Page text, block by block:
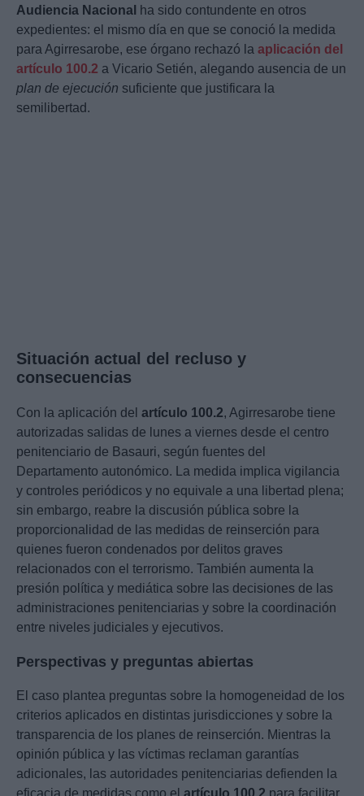
Audiencia Nacional
ha sido contundente en otros
expedientes: el mismo día en que se conoció la medida
para Agirresarobe, ese órgano rechazó la aplicación del
artículo 100.2 a Vicario Setién, alegando ausencia de un
plan de ejecución suficiente que justificara la
semilibertad.
Situación actual del recluso y
consecuencias
Con la aplicación del artículo 100.2, Agirresarobe tiene
autorizadas salidas de lunes a viernes desde el centro
penitenciario de Basauri, según fuentes del
Departamento autonómico. La medida implica vigilancia
y controles periódicos y no equivale a una libertad plena;
sin embargo, reabre la discusión pública sobre la
proporcionalidad de las medidas de reinserción para
quienes fueron condenados por delitos graves
relacionados con el terrorismo. También aumenta la
presión política y mediática sobre las decisiones de las
administraciones penitenciarias y sobre la coordinación
entre niveles judiciales y ejecutivos.
Perspectivas y preguntas abiertas
El caso plantea preguntas sobre la homogeneidad de los
criterios aplicados en distintas jurisdicciones y sobre la
transparencia de los planes de reinserción. Mientras la
opinión pública y las víctimas reclaman garantías
adicionales, las autoridades penitenciarias defienden la